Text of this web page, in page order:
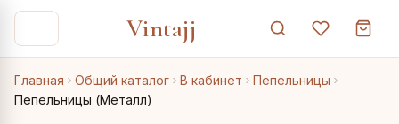
Vintajj
Главная Общий каталог В кабинет
Пепельницы
Пепельницы (Металл)